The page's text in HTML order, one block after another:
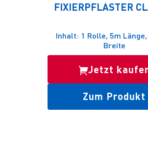
FIXIERPFLASTER
Inhalt: 1 Rolle, 5m
Breite
Jetzt
Zum Produkt